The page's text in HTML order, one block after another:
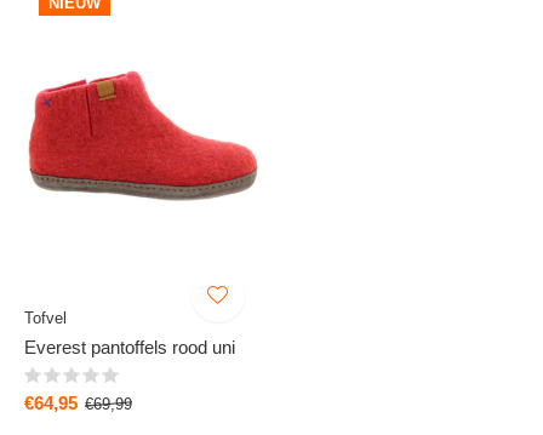
Tofvel
Everest pantoffels rood uni
€64,95 €69,99